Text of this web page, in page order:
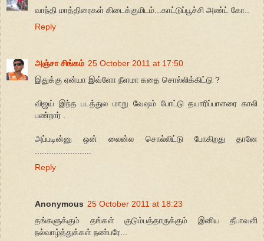
வாந்தி மாத்திரைகள் கிடைக்குமிடம்...காட்டுப்பூச்சி அண்ட் கோ..
Reply
அஞ்சா சிங்கம் 25 October 2011 at 17:50
இதுக்கு ஏன்யா இவ்ளோ நீளமா கதை சொல்லிக்கிட்டு ?
விஜய் இந்த படத்துல மாறு வேஷம் போட்டு தயாரிப்பாளரை காலி
பண்றார் .
அப்படின்னு ஒன் லைன்ல சொல்லிட்டு போகிறது தானே
Reply
Anonymous 25 October 2011 at 18:23
தங்களுக்கும் தங்கள் குடும்பத்தாருக்கும் இனிய தீபாவளி
நல்வாழ்த்துக்கள் நண்பரே...